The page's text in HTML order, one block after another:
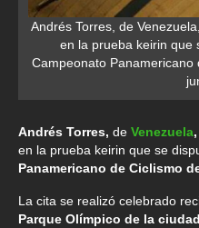
Andrés Torres, de
en la prueba keirin que
Campeonato
Andrés Torres, de Venezuela,
en la prueba keirin que se
Panamericano de Ciclismo
La cita se realizó celebrado
Parque Olímpico de la